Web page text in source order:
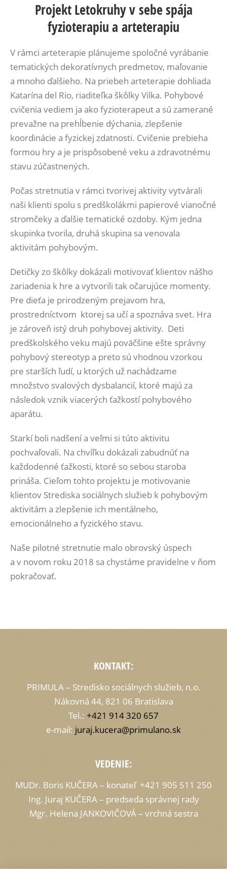
Projekt Letokruhy v sebe spája
fyzioterapiu a arteterapiu
V rámci arteterapie plánujeme spoločné vyrábanie
tematických dekoratívnych predmetov, maľovanie
a mnoho ďalšieho. Na priebeh arteterapie dohliada
Katarína del Rio, riaditeľka škôlky Vilka. Pohybové
cvičenia vediem ja ako fyzioterapeut a sú zamerané
prevažne na prehĺbenie dýchania, zlepšenie
koordinácie a fyzickej zdatnosti. Cvičenie prebieha
formou hry a je prispôsobené veku a zdravotnému
stavu zúčastnených.
Počas stretnutia v rámci tvorivej aktivity vytvárali
naši klienti spolu s predškolákmi papierové vianočné
stromčeky a ďalšie tematické ozdoby. Kým jedna
skupinka tvorila, druhá skupina sa venovala
aktivitám pohybovým.
Detičky zo škôlky dokázali motivovať klientov nášho
zariadenia k hre a vytvorili tak očarujúce momenty.
Pre dieťa je prirodzeným prejavom hra,
prostredníctvom ktorej sa učí a spoznáva svet. Hra
je zároveň istý druh pohybovej aktivity. Deti
predškolského veku majú poväčšine ešte správny
pohybový stereotyp a preto sú vhodnou vzorkou
pre starších ľudí, u ktorých už nachádzame
množstvo svalových dysbalancií, ktoré majú za
následok vznik viacerých ťažkostí pohybového
aparátu.
Starkí boli nadšení a veľmi si túto aktivitu
pochvaľovali. Na chvíľku dokázali zabudnúť na
každodenné ťažkosti, ktoré so sebou staroba
prináša. Cieľom tohto projektu je motivovanie
klientov Strediska sociálnych služieb k pohybovým
aktivitám a zlepšenie ich mentálneho,
emocionálneho a fyzického stavu.
Naše pilotné stretnutie malo obrovský úspech
a v novom roku 2018 sa chystáme pravidelne v ňom
pokračovať.
KONTAKT:
PRIMULA – Stredisko sociálnych služieb, n.o.
Nákovná 44, 821 06 Bratislava
Tel.: +421 914 320 657
e-mail: juraj.kucera@primulano.sk
VEDENIE:
MUDr. Boris KUČERA – konateľ +421 905 511 250
Ing. Juraj KUČERA – predseda správnej rady
Mgr. Helena JANKOVIČOVÁ – vrchná sestra